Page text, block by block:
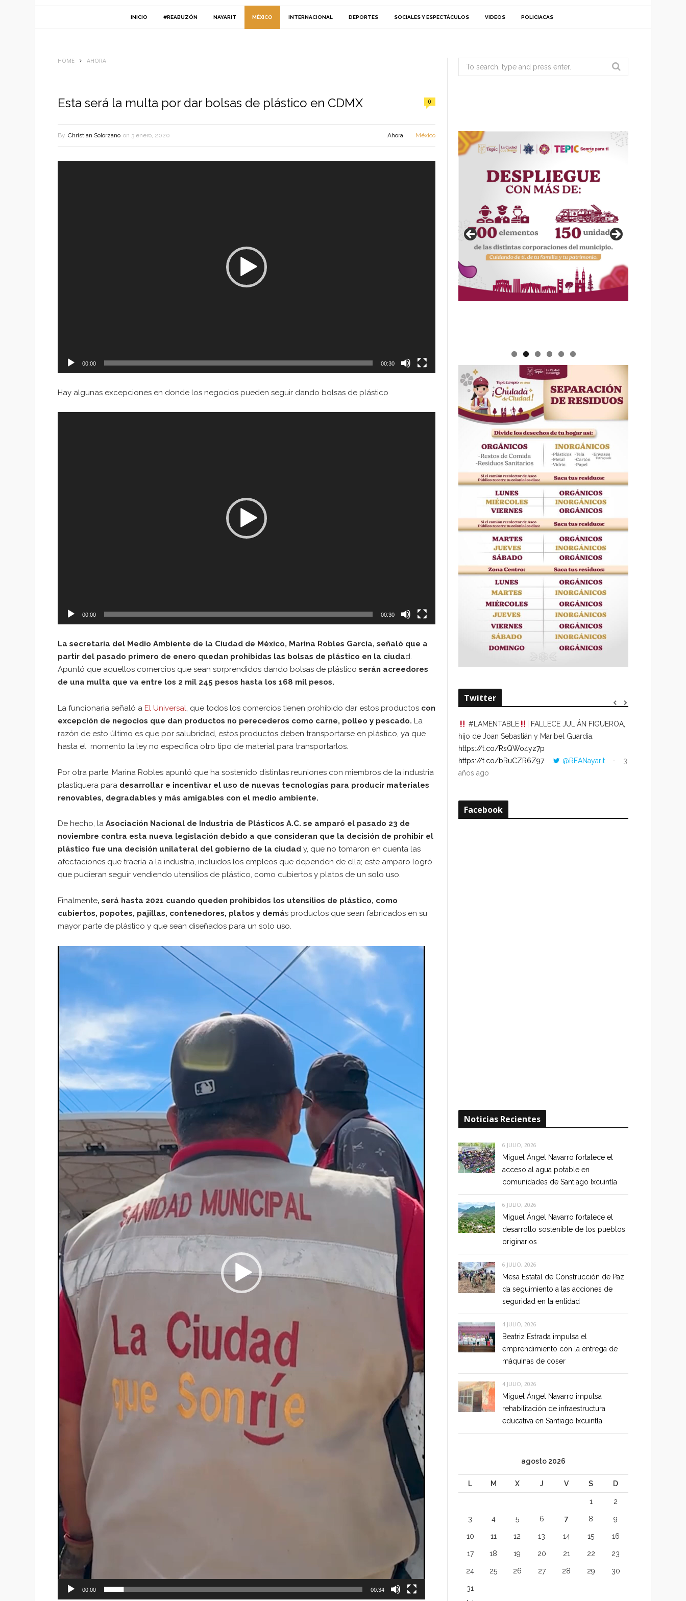
INICIO #REABUZÓN NAYARIT MÉXICO INTERNACIONAL DEPORTES SOCIALES Y ESPECTÁCULOS VIDEOS POLICIACAS
HOME AHORA
Esta será la multa por dar bolsas de plástico en CDMX 0
By Christian Solorzano on 3 enero, 2020 Ahora México
00:00 00:30
Hay algunas excepciones en donde los negocios pueden seguir dando bolsas de plástico
00:00 00:30
La secretaria del Medio Ambiente de la Ciudad de México, Marina Robles García, señaló que a
partir del pasado primero de enero quedan prohibidas las bolsas de plástico en la ciudad.
Apuntó que aquellos comercios que sean sorprendidos dando bolsas de plástico serán acreedores
de una multa que va entre los 2 mil 245 pesos hasta los 168 mil pesos.
La funcionaria señaló a El Universal, que todos los comercios tienen prohibido dar estos productos con
excepción de negocios que dan productos no perecederos como carne, polleo y pescado. La
razón de esto último es que por salubridad, estos productos deben transportarse en plástico, ya que
hasta el momento la ley no especifica otro tipo de material para transportarlos.
Por otra parte, Marina Robles apuntó que ha sostenido distintas reuniones con miembros de la industria
plastiquera para desarrollar e incentivar el uso de nuevas tecnologías para producir materiales
renovables, degradables y más amigables con el medio ambiente.
De hecho, la Asociación Nacional de Industria de Plásticos A.C. se amparó el pasado 23 de
noviembre contra esta nueva legislación debido a que consideran que la decisión de prohibir el
plástico fue una decisión unilateral del gobierno de la ciudad y, que no tomaron en cuenta las
afectaciones que traería a la industria, incluidos los empleos que dependen de ella; este amparo logró
que pudieran seguir vendiendo utensilios de plástico, como cubiertos y platos de un solo uso.
Finalmente, será hasta 2021 cuando queden prohibidos los utensilios de plástico, como
cubiertos, popotes, pajillas, contenedores, platos y demás productos que sean fabricados en su
mayor parte de plástico y que sean diseñados para un solo uso.
Reproductor
00:00 00:34
Search
for:
Twitter
#LAMENTABLE
| FALLECE JULIÁN FIGUEROA,
hijo de Joan Sebastián y Maribel Guardia.
https://t.co/RsQWo4yz7p
https://t.co/bRuCZR6Z97
@REANayarit
3
años ago
Facebook
Noticias Recientes
6 JULIO, 2026
Miguel Ángel Navarro fortalece el
acceso al agua potable en
comunidades de Santiago Ixcuintla
6 JULIO, 2026
Miguel Ángel Navarro fortalece el
desarrollo sostenible de los pueblos
originarios
6 JULIO, 2026
Mesa Estatal de Construcción de Paz
da seguimiento a las acciones de
seguridad en la entidad
4 JULIO, 2026
Beatriz Estrada impulsa el
emprendimiento con la entrega de
máquinas de coser
4 JULIO, 2026
Miguel Ángel Navarro impulsa
rehabilitación de infraestructura
educativa en Santiago Ixcuintla
agosto 2026
L M X J V S D
1 2
3 4 5 6 7 8 9
10 11 12 13 14 15 16
17 18 19 20 21 22 23
24 25 26 27 28 29 30
31